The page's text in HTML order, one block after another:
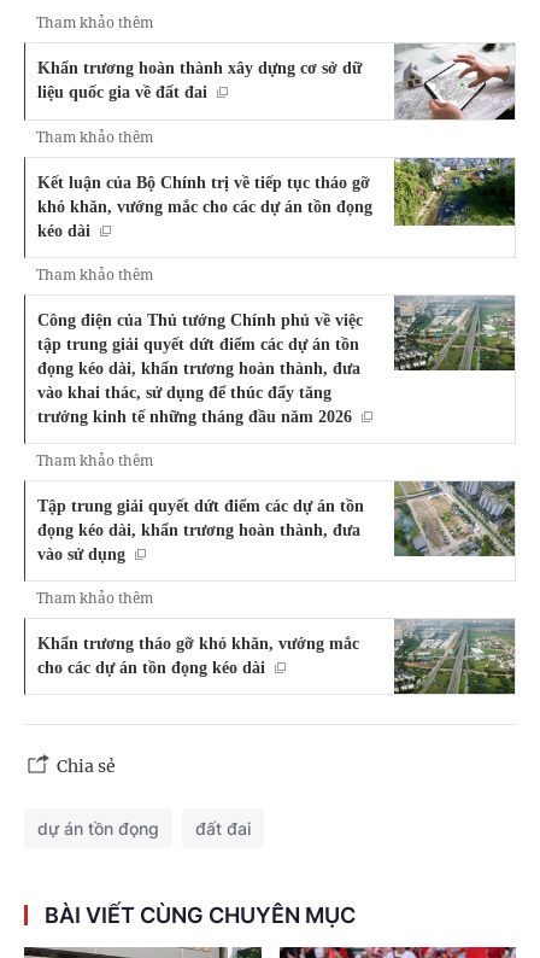
Tham khảo thêm
Khẩn trương hoàn thành xây dựng cơ sở dữ
liệu quốc gia về đất đai
Tham khảo thêm
Kết luận của Bộ Chính trị về tiếp tục tháo gỡ
khó khăn, vướng mắc cho các dự án tồn đọng
kéo dài
Tham khảo thêm
Công điện của Thủ tướng Chính phủ về việc
tập trung giải quyết dứt điểm các dự án tồn
đọng kéo dài, khẩn trương hoàn thành, đưa
vào khai thác, sử dụng để thúc đẩy tăng
trưởng kinh tế những tháng đầu năm 2026
Tham khảo thêm
Tập trung giải quyết dứt điểm các dự án tồn
đọng kéo dài, khẩn trương hoàn thành, đưa
vào sử dụng
Tham khảo thêm
Khẩn trương tháo gỡ khó khăn, vướng mắc
cho các dự án tồn đọng kéo dài
Chia sẻ
dự án tồn đọng đất đai
BÀI VIẾT CÙNG CHUYÊN MỤC